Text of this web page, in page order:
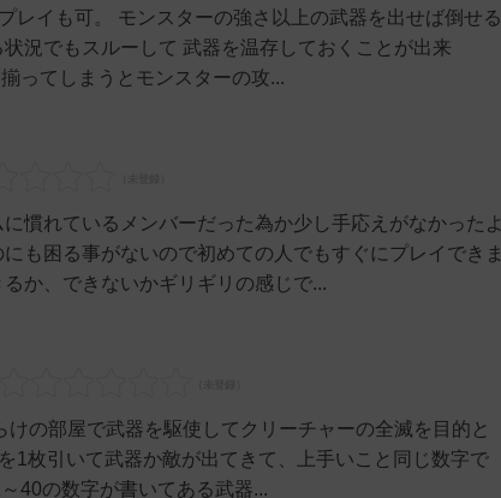
レイも可。 モンスターの強さ以上の武器を出せば倒せる
況でもスルーして 武器を温存しておくことが出来
ってしまうとモンスターの攻...
慣れているメンバーだった為か少し手応えがなかったよ
も困る事がないので初めての人でもすぐにプレイできま
か、できないかギリギリの感じで...
の部屋で武器を駆使してクリーチャーの全滅を目的と
1枚引いて武器か敵が出てきて、上手いこと同じ数字で
40の数字が書いてある武器...